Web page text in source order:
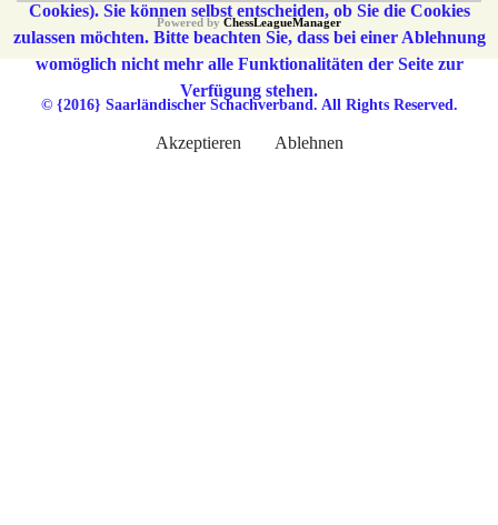
Powered by ChessLeagueManager
© {2016} Saarländischer Schachverband. All Rights Reserved.
Cookies). Sie können selbst entscheiden, ob Sie die Cookies
zulassen möchten. Bitte beachten Sie, dass bei einer Ablehnung
womöglich nicht mehr alle Funktionalitäten der Seite zur
Verfügung stehen.
Akzeptieren Ablehnen